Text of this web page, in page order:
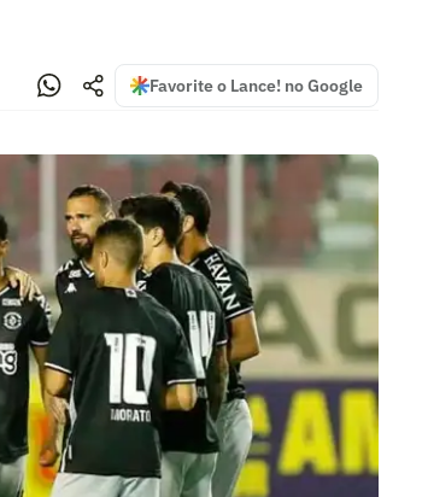
Favorite o Lance! no Google